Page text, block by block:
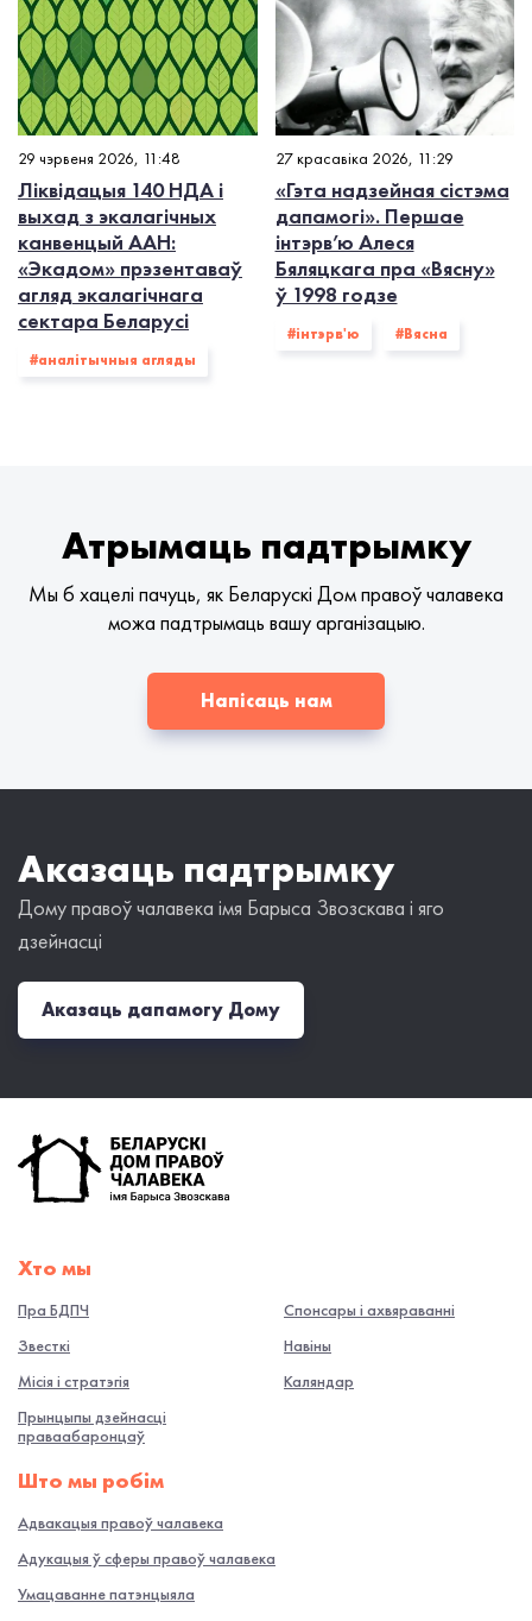
29 чэрвеня 2026, 11:48
Ліквідацыя 140 НДА і
выхад з экалагiчных
канвенцый ААН:
«Экадом» прэзентаваў
агляд экалагічнага
сектара Беларусі
#аналітычныя агляды
27 красавіка 2026, 11:29
«Гэта надзейная сістэма
дапамогі». Першае
інтэрв’ю Алеся
Бяляцкага пра «Вясну»
ў 1998 годзе
#інтэрв'ю #Вясна
Атрымаць падтрымку
Мы б хацелі пачуць, як Беларускі Дом правоў чалавека
можа падтрымаць вашу арганізацыю.
Напісаць нам
Аказаць падтрымку
Дому правоў чалавека імя Барыса Звозскава і яго
дзейнасці
Аказаць дапамогу Дому
Хто мы
Пра БДПЧ
Звесткі
Місія і стратэгія
Прынцыпы дзейнасці
праваабаронцаў
Спонсары і ахвяраванні
Навiны
Каляндар
Што мы робiм
Адвакацыя правоў чалавека
Адукацыя ў сферы правоў чалавека
Умацаванне патэнцыяла